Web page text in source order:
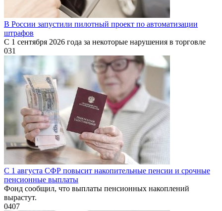
В России запустили пилотный проект по автоматизации
штрафов
С 1 сентября 2026 года за некоторые нарушения в торговле
031
С 1 августа СФР повысит накопительные пенсии и срочные
пенсионные выплаты
Фонд сообщил, что выплаты пенсионных накоплений
вырастут.
0407